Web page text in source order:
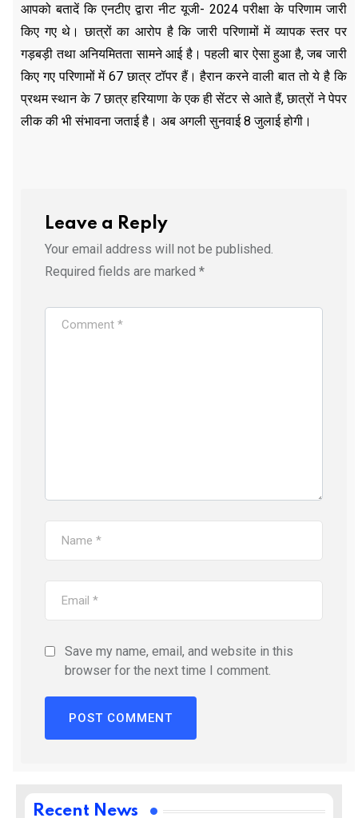
आपको बतादें कि एनटीए द्वारा नीट यूजी- 2024 परीक्षा के परिणाम जारी
किए गए थे। छात्रों का आरोप है कि जारी परिणामों में व्यापक स्तर पर
गड़बड़ी तथा अनियमितता सामने आई है। पहली बार ऐसा हुआ है, जब जारी
किए गए परिणामों में 67 छात्र टॉपर हैं। हैरान करने वाली बात तो ये है कि
प्रथम स्थान के 7 छात्र हरियाणा के एक ही सेंटर से आते हैं, छात्रों ने पेपर
लीक की भी संभावना जताई है। अब अगली सुनवाई 8 जुलाई होगी।
Leave a Reply
Your email address will not be published.
Required fields are marked *
Save my name, email, and website in this
browser for the next time I comment.
Recent News